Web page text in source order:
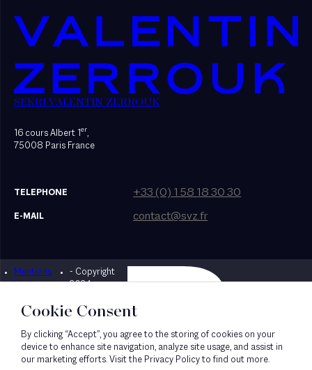
SEKRI VALENTIN ZERROUK
16 cours Albert 1er,
75008 Paris France
TELEPHONE +33 (0) 1 58 18 30 30
E-MAIL contact@svz.fr
Mentions
légales
- Copyright
2024
Designed by Bonhomme
Cookie Consent
By clicking “Accept”, you agree to the storing of cookies on your
device to enhance site navigation, analyze site usage, and assist in
our marketing efforts. Visit the Privacy Policy to find out more.